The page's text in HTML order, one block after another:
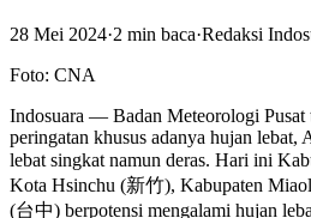
28 Mei 2024·2 min baca·Redaksi
Foto: CNA
Indosuara — Badan Meteorologi Pusat
peringatan khusus adanya hujan lebat,
lebat singkat namun deras. Hari ini
Kota Hsinchu (新竹), Kabupaten
(台中) berpotensi mengalami hujan